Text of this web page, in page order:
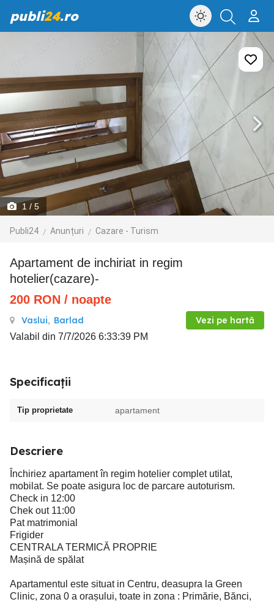
publi24.ro
1 / 5
Publi24 Anunțuri Cazare - Turism
Apartament de inchiriat in regim
hotelier(cazare)-
200 RON / noapte
Vaslui, Barlad Vezi pe hartă
Valabil din 7/7/2026 6:33:39 PM
Specificații
Tip proprietate apartament
Descriere
Închiriez apartament în regim hotelier complet utilat,
mobilat. Se poate asigura loc de parcare autoturism.
Check in 12:00
Chek out 11:00
Pat matrimonial
Frigider
CENTRALA TERMICĂ PROPRIE
Mașină de spălat
Apartamentul este situat in Centru, deasupra la Green
Clinic, zona 0 a orașului, toate in zona : Primărie, Bănci,